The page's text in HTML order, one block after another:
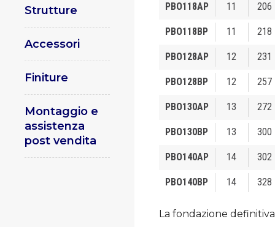
Strutture
Accessori
Finiture
Montaggio e
assistenza
post vendita
La fondazione
PBO118AP 11 206
PBO118BP 11 218
PBO128AP 12 231
PBO128BP 12 257
PBO130AP 13 272
PBO130BP 13 300
PBO140AP 14 302
PBO140BP 14 328